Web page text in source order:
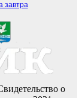
завтра
о